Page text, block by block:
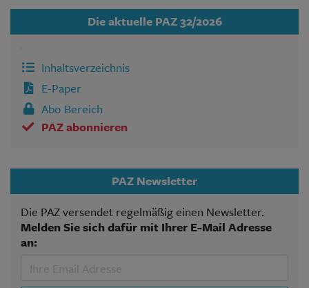
Die aktuelle PAZ 32/2026
Inhaltsverzeichnis
E-Paper
Abo Bereich
PAZ abonnieren
PAZ Newsletter
Die PAZ versendet regelmäßig einen Newsletter.
Melden Sie sich dafür mit Ihrer E-Mail Adresse
an: